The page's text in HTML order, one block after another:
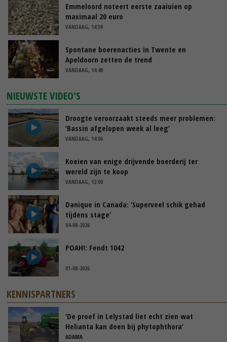
Emmeloord noteert eerste zaaiuien op
maximaal 20 euro
VANDAAG, 14:59
Spontane boerenacties in Twente en
Apeldoorn zetten de trend
VANDAAG, 14:48
NIEUWSTE VIDEO'S
Droogte veroorzaakt steeds meer problemen:
‘Bassin afgelopen week al leeg’
VANDAAG, 14:06
Koeien van enige drijvende boerderij ter
wereld zijn te koop
VANDAAG, 12:00
Danique in Canada: ‘Superveel schik gehad
tijdens stage’
04-08-2026
POAH!: Fendt 1042
01-08-2026
KENNISPARTNERS
‘De proef in Lelystad liet echt zien wat
Helianta kan doen bij phytophthora’
ADAMA